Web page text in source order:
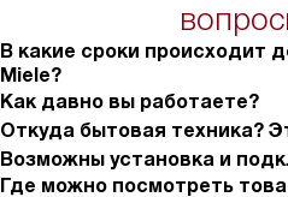
В какие сроки происходит
Miele?
Как давно вы работаете?
Откуда бытовая техника?
Возможны установка и
Где можно посмотреть